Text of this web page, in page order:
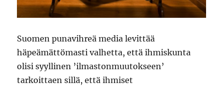
Suomen punavihreä media levittää
häpeämättömasti valhetta, että ihmiskunta
olisi syyllinen ’ilmastonmuutokseen’
tarkoittaen sillä, että ihmiset